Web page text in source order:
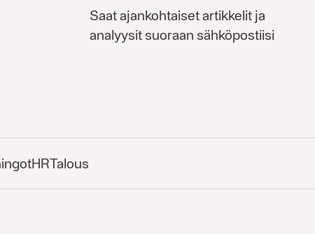
Saat ajankohtaiset artikkelit ja
analyysit suoraan sähköpostiisi
HRTalous